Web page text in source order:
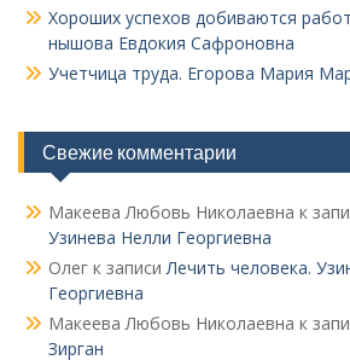
Хороших успехов добиваются
нышова Евдокия Сафроновна
Учетчица труда. Его­рова Мария
Свежие комментарии
Макеева Любовь Николаевна к
Узинева Нелли Георгиевна
Олег к записиЛечить человека.
Георгиевна
Макеева Любовь Николаевна к
Зирган